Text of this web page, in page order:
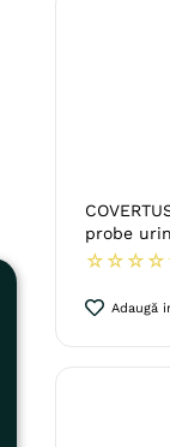
probe
☆ ☆ ☆ ☆
Adaugă